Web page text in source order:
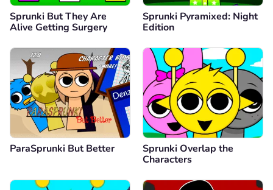
Sprunki But They Are
Alive Getting Surgery
Sprunki Pyramixed: Night
Edition
ParaSprunki But Better
Sprunki Overlap the
Characters